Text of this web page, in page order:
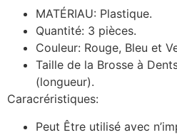
MATÉRIAU: Plastique.
Quantité: 3 pièces.
Couleur: Rouge, Bleu et
Taille de la Brosse à
(longueur).
Caracréristiques:
Peut Être utilisé avec